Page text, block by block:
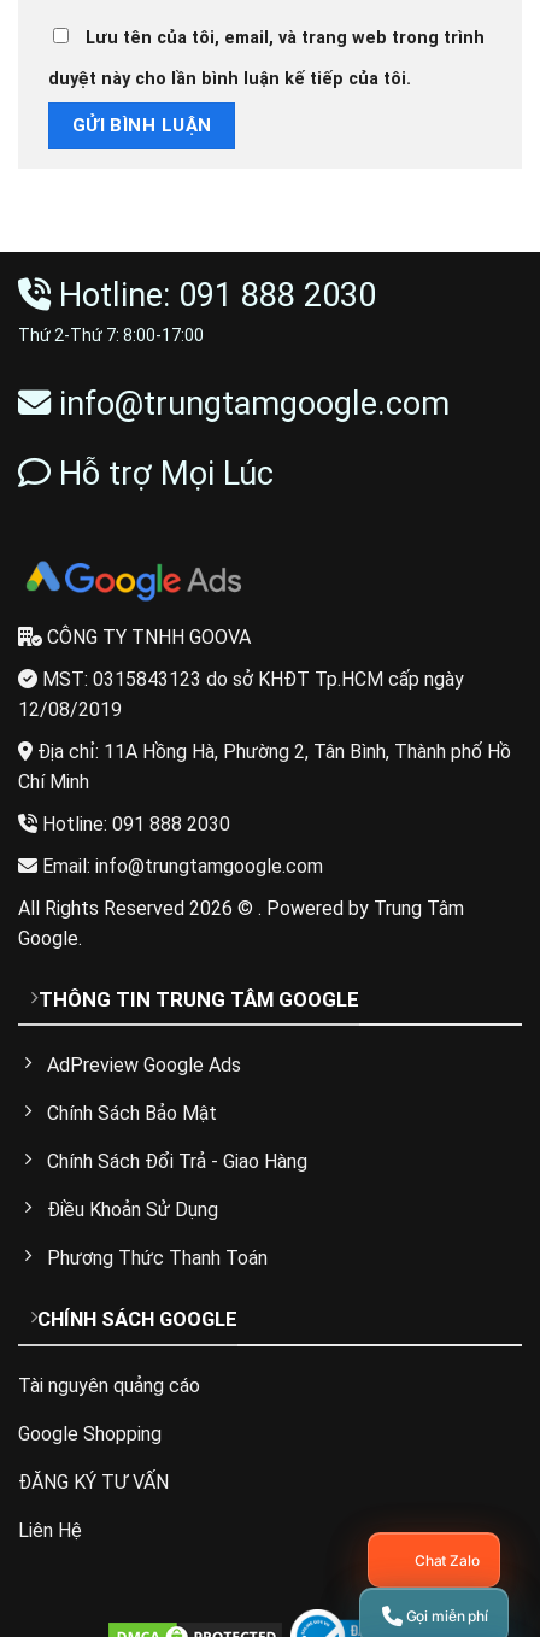
Lưu tên của tôi, email, và trang web trong trình
duyệt này cho lần bình luận kế tiếp của tôi.
Hotline: 091 888 2030
Thứ 2-Thứ 7: 8:00-17:00
info@trungtamgoogle.com
Hỗ trợ Mọi Lúc
CÔNG TY TNHH GOOVA
MST: 0315843123 do sở KHĐT Tp.HCM cấp ngày
12/08/2019
Địa chỉ: 11A Hồng Hà, Phường 2, Tân Bình, Thành phố Hồ
Chí Minh
Hotline: 091 888 2030
Email: info@trungtamgoogle.com
All Rights Reserved 2026 © . Powered by Trung Tâm
Google.
THÔNG TIN TRUNG TÂM GOOGLE
AdPreview Google Ads
Chính Sách Bảo Mật
Chính Sách Đổi Trả - Giao Hàng
Điều Khoản Sử Dụng
Phương Thức Thanh Toán
CHÍNH SÁCH GOOGLE
Tài nguyên quảng cáo
Google Shopping
ĐĂNG KÝ TƯ VẤN
Liên Hệ
Chat Zalo
Gọi miễn phí